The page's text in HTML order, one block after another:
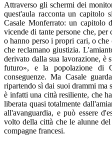
Attraverso gli schermi dei
quest'aula racconta un capitolo
Casale Monferrato: un capitolo
vicende di tante persone che,
o hanno perso i propri cari, o
che reclamano giustizia.
derivato dalla sua lavorazione, è
futuro», e la popolazione di
conseguenze. Ma Casale
ripartendo sì dai suoi drammi ma
è infatti una città resiliente, che
liberata quasi totalmente
all'avanguardia, e può essere
volto della città che le alunne
compagne francesi.